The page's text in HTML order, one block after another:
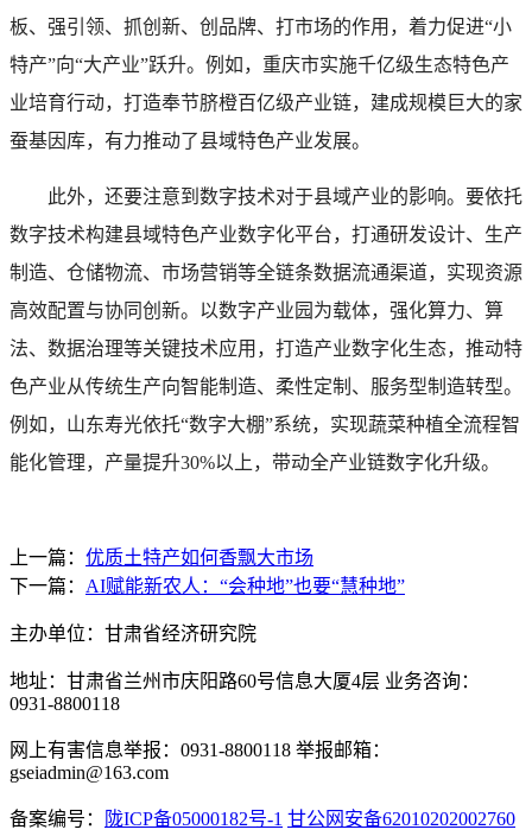
板、强引领、抓创新、创品牌、打市场的作用，着力促进“小
特产”向“大产业”跃升。例如，重庆市实施千亿级生态特色产
业培育行动，打造奉节脐橙百亿级产业链，建成规模巨大的家
蚕基因库，有力推动了县域特色产业发展。
此外，还要注意到数字技术对于县域产业的影响。要依托
数字技术构建县域特色产业数字化平台，打通研发设计、生产
制造、仓储物流、市场营销等全链条数据流通渠道，实现资源
高效配置与协同创新。以数字产业园为载体，强化算力、算
法、数据治理等关键技术应用，打造产业数字化生态，推动特
色产业从传统生产向智能制造、柔性定制、服务型制造转型。
例如，山东寿光依托“数字大棚”系统，实现蔬菜种植全流程智
能化管理，产量提升30%以上，带动全产业链数字化升级。
上一篇： 优质土特产如何香飘大市场
下一篇： AI赋能新农人：“会种地”也要“慧种地”
主办单位：甘肃省经济研究院
地址：甘肃省兰州市庆阳路60号信息大厦4层 业务咨询：
0931-8800118
网上有害信息举报：0931-8800118 举报邮箱：
gseiadmin@163.com
备案编号： 陇ICP备05000182号-1 甘公网安备62010202002760